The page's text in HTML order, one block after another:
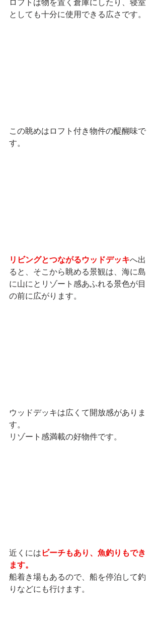
ロフトは物を置く倉庫にしたり、寝室
としても十分に使用できる広さです。
この眺めはロフト付き物件の醍醐味で
す。
リビングとつながるウッドデッキへ出
ると、そこから眺める景観は、海に島
に山にとリゾート感あふれる景色が目
の前に広がります。
ウッドデッキは広くて開放感がありま
す。
リゾート感満載の好物件です。
近くには ビーチもあり、魚釣りもでき
ます。
船着き場もあるので、船を停泊して釣
りなどにも行けます。